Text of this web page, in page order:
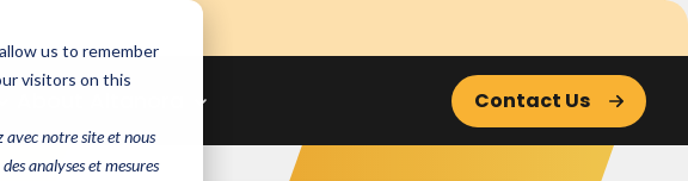
us to remember
visitors on this
notre site et nous
analyses et mesures
Contact Us